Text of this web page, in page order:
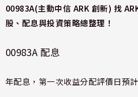
00983A(主動中信 ARK 創新) 找
股、配息與投資策略總整理！
00983A 配息
年配息，第一次收益分配評價日預